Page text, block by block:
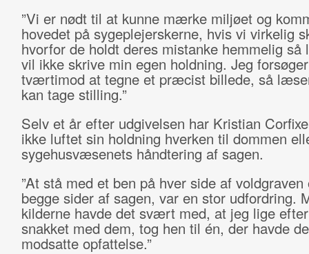
”Vi er nødt til at kunne mærke miljøet og
hovedet på sygeplejerskerne, hvis vi virkelig
hvorfor de holdt deres mistanke hemmelig
vil ikke skrive min egen holdning. Jeg forsøger
tværtimod at tegne et præcist billede, så
kan tage stilling.”
Selv et år efter udgivelsen har Kristian
ikke luftet sin holdning hverken til dommen
sygehusvæsenets håndtering af sagen.
”At stå med et ben på hver side af
begge sider af sagen, var en stor udfordring.
kilderne havde det svært med, at jeg lige
snakket med dem, tog hen til én, der havde
modsatte opfattelse.”